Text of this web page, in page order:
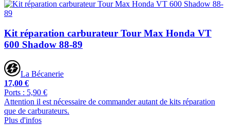
Kit réparation carburateur Tour Max Honda VT
600 Shadow 88-89
La Bécanerie
17,00 €
Ports : 5,90 €
Attention il est nécessaire de commander autant de kits réparation
que de carburateurs.
Plus d'infos